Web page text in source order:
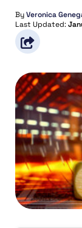
ByVeronica
Last Updated: